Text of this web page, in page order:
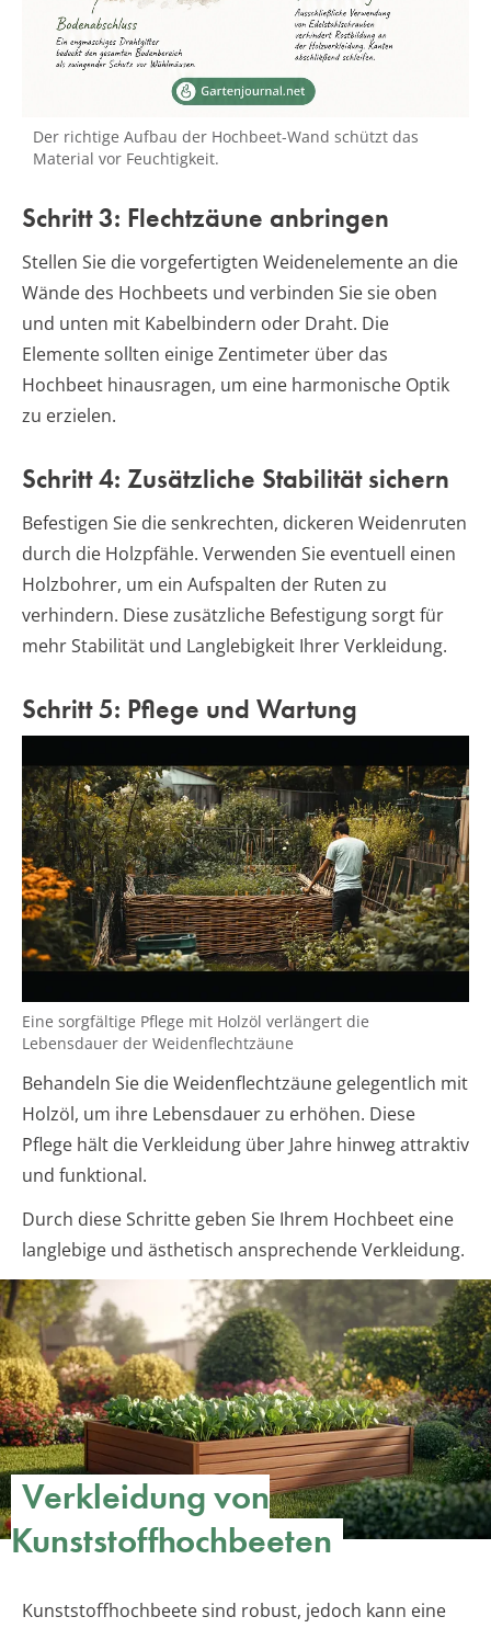
Der richtige Aufbau der Hochbeet-Wand schützt das
Material vor Feuchtigkeit.
Schritt 3: Flechtzäune anbringen
Stellen Sie die vorgefertigten Weidenelemente an die
Wände des Hochbeets und verbinden Sie sie oben
und unten mit Kabelbindern oder Draht. Die
Elemente sollten einige Zentimeter über das
Hochbeet hinausragen, um eine harmonische Optik
zu erzielen.
Schritt 4: Zusätzliche Stabilität sichern
Befestigen Sie die senkrechten, dickeren Weidenruten
durch die Holzpfähle. Verwenden Sie eventuell einen
Holzbohrer, um ein Aufspalten der Ruten zu
verhindern. Diese zusätzliche Befestigung sorgt für
mehr Stabilität und Langlebigkeit Ihrer Verkleidung.
Schritt 5: Pflege und Wartung
Eine sorgfältige Pflege mit Holzöl verlängert die
Lebensdauer der Weidenflechtzäune
Behandeln Sie die Weidenflechtzäune gelegentlich mit
Holzöl, um ihre Lebensdauer zu erhöhen. Diese
Pflege hält die Verkleidung über Jahre hinweg attraktiv
und funktional.
Durch diese Schritte geben Sie Ihrem Hochbeet eine
langlebige und ästhetisch ansprechende Verkleidung.
Verkleidung von
Kunststoffhochbeeten
Kunststoffhochbeete sind robust, jedoch kann eine